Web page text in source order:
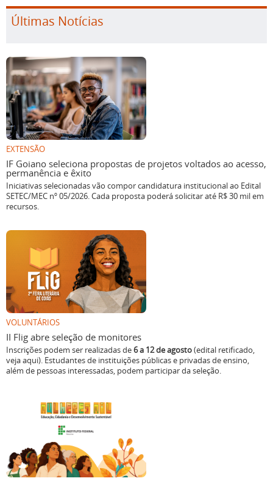
Últimas Notícias
EXTENSÃO
IF Goiano seleciona propostas de projetos voltados ao acesso,
permanência e êxito
Iniciativas selecionadas vão compor candidatura institucional ao Edital
SETEC/MEC nº 05/2026. Cada proposta poderá solicitar até R$ 30 mil em
recursos.
VOLUNTÁRIOS
II Flig abre seleção de monitores
Inscrições podem ser realizadas de6 a 12 de agosto(edital retificado,
veja aqui). Estudantes de instituições públicas e privadas de ensino,
além de pessoas interessadas, podem participar da seleção.